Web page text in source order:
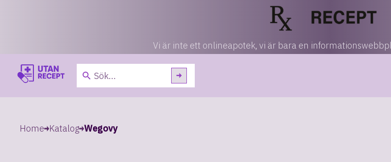
Vi är inte ett onlineapotek, vi är bara en
Home Katalog Wegovy